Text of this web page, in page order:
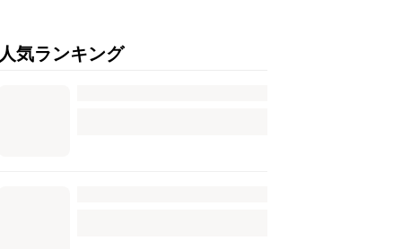
人気ランキング